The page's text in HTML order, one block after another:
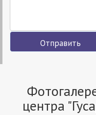
Отправить
центра